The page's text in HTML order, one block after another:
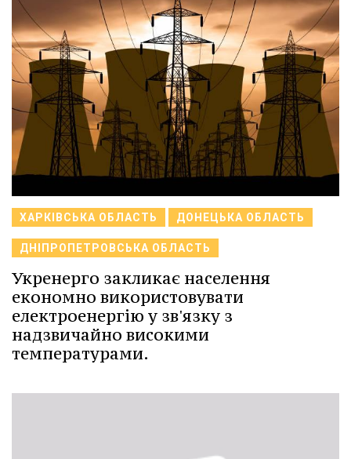
ХАРКІВСЬКА ОБЛАСТЬ ДОНЕЦЬКА ОБЛАСТЬ
ДНІПРОПЕТРОВСЬКА ОБЛАСТЬ
Укренерго закликає населення
економно використовувати
електроенергію у зв'язку з
надзвичайно високими
температурами.